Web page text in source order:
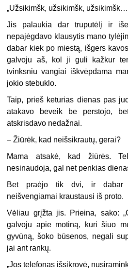
„Užsikimšk, užsikimšk,
Jis palaukia dar truputėlį ir
nepajėgdavo klausytis mano
dabar kiek po miestą, išgers
galvoju aš, kol ji guli kažkur
tvinksniu vangiai iškvėpdama
jokio stebuklo.
Taip, prieš keturias dienas pas
atakavo beveik be perstojo,
atskrisdavo nedažnai.
–Žiūrėk, kad neišsikrautų, gerai?
Mama atsakė, kad žiūrės.
nesinaudoja, gal net penkias
Bet praėjo tik dvi, ir
neišvengiamai kraustausi iš proto.
Vėliau grįžta jis. Prieina, sako:
galvoju apie motiną, kuri šiuo
gyvūną, šoko būsenos, negali
jai ant rankų.
„Jos telefonas išsikrovė,